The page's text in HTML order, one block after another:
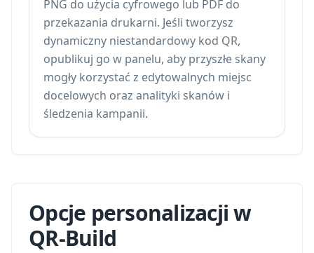
PNG do użycia cyfrowego lub PDF do
przekazania drukarni. Jeśli tworzysz
dynamiczny niestandardowy kod QR,
opublikuj go w panelu, aby przyszłe skany
mogły korzystać z edytowalnych miejsc
docelowych oraz analityki skanów i
śledzenia kampanii.
Opcje personalizacji w
QR-Build